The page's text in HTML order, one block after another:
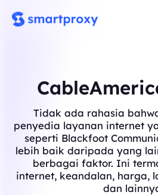
Tidak ada rahasia
penyedia layanan internet
seperti Blackfoot
lebih baik daripada yang
berbagai faktor. Ini
internet, keandalan, harga,
dan